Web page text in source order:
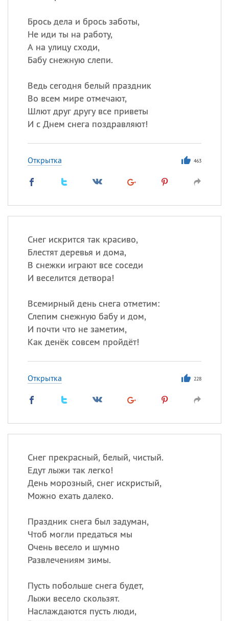
Брось дела и брось заботы,
Не иди ты на работу,
А на улицу сходи,
Бабу снежную слепи.
Ведь сегодня белый праздник
Во всем мире отмечают,
Шлют друг другу все приветы
И с Днем снега поздравляют!
Открытка 463
Снег искрится так красиво,
Блестят деревья и дома,
В снежки играют все соседи
И веселится детвора!
Всемирный день снега отметим:
Слепим снежную бабу и дом,
И почти что не заметим,
Как денёк совсем пройдёт!
Открытка 228
Снег прекрасный, белый, чистый.
Едут лыжи так легко!
День морозный, снег искристый,
Можно ехать далеко.
Праздник снега был задуман,
Чтоб могли предаться мы
Очень весело и шумно
Развлечениям зимы.
Пусть побольше снега будет,
Лыжи весело скользят.
Наслаждаются пусть люди,